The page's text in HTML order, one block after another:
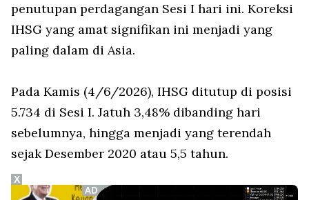
penutupan perdagangan Sesi I hari ini. Koreksi
IHSG yang amat signifikan ini menjadi yang
paling dalam di Asia.
Pada Kamis (4/6/2026), IHSG ditutup di posisi
5.734 di Sesi I. Jatuh 3,48% dibanding hari
sebelumnya, hingga menjadi yang terendah
sejak Desember 2020 atau 5,5 tahun.
X